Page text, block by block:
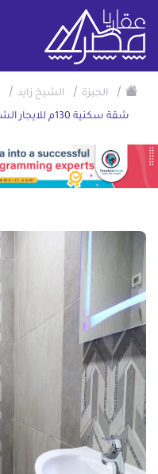
/ الجيزة / الشيخ زايد /
شقة سكنية 130م للايجار الشهرى بالشيخ زايد الجيزة